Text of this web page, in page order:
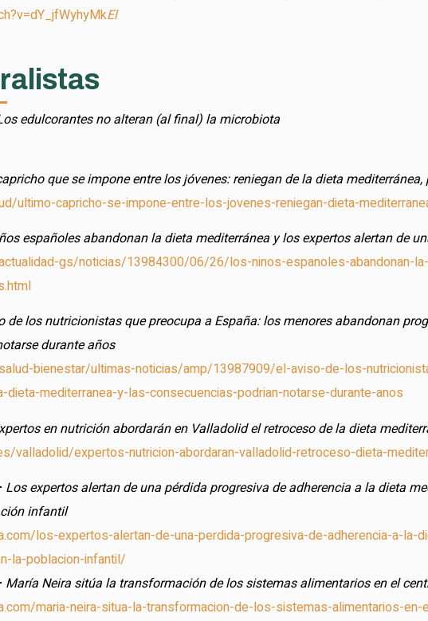
El
edulcorantes no alteran (al final) la microbiota
que se impone entre los jóvenes: reniegan de la dieta
ultimo-capricho-se-impone-entre-los-jovenes-reniegan-dieta-
españoles abandonan la dieta mediterránea y los expertos alertan de
gs/noticias/13984300/06/26/los-ninos-espanoles-abandonan-
de los nutricionistas que preocupa a España: los menores abandonan
durante años
bienestar/ultimas-noticias/amp/13987909/el-aviso-de-los-
dieta-mediterranea-y-las-consecuencias-podrian-notarse-durante-anos
en nutrición abordarán en Valladolid el retroceso de la dieta
valladolid/expertos-nutricion-abordaran-valladolid-retroceso-dieta-
Los expertos alertan de una pérdida progresiva de adherencia a la dieta
infantil
los-expertos-alertan-de-una-perdida-progresiva-de-adherencia-a-la-
la-poblacion-infantil/
María Neira sitúa la transformación de los sistemas alimentarios en el
maria-neira-situa-la-transformacion-de-los-sistemas-alimentarios-